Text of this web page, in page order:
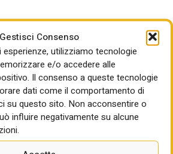
Gestisci Consenso
utilizziamo tecnologie
e/o accedere alle
Il consenso a queste tecnologie
dati come il comportamento di
su questo sito. Non acconsentire o
influire negativamente su alcune